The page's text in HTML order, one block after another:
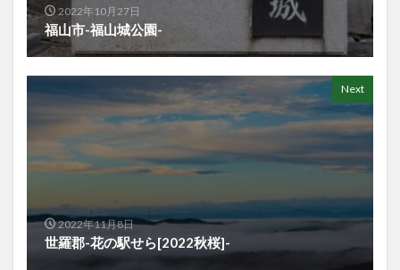
2022年10月27日
福山市-福山城公園-
Next
2022年11月8日
世羅郡-花の駅せら[2022秋桜]-